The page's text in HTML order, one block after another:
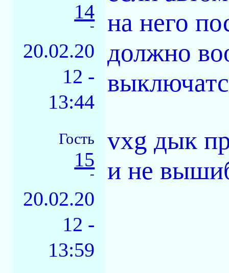
14
-
20.02.20
12 -
13:44
на него
должно
Гость
15
-
20.02.20
12 -
13:59
vxg дык
и не